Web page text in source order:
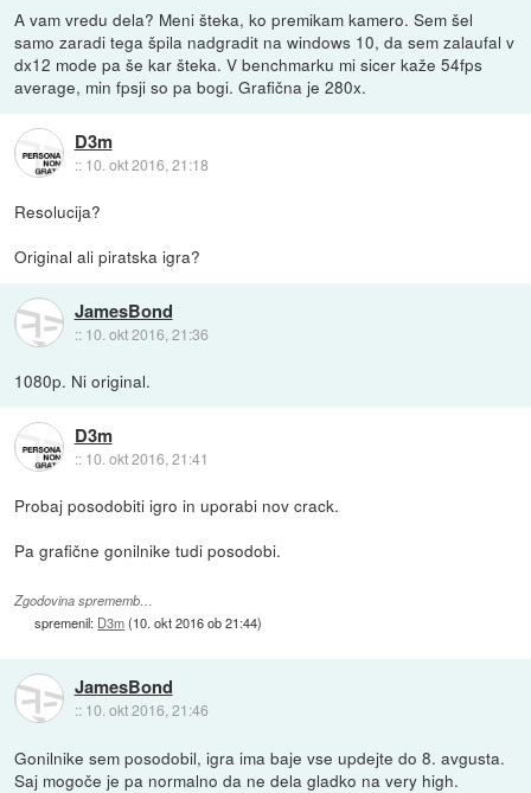
A vam vredu dela? Meni šteka, ko premikam kamero. Sem šel
samo zaradi tega špila nadgradit na windows 10, da sem zalaufal v
dx12 mode pa še kar šteka. V benchmarku mi sicer kaže 54fps
average, min fpsji so pa bogi. Grafična je 280x.
D3m
:: 10. okt 2016, 21:18
Resolucija?
Original ali piratska igra?
JamesBond
:: 10. okt 2016, 21:36
1080p. Ni original.
D3m
:: 10. okt 2016, 21:41
Probaj posodobiti igro in uporabi nov crack.
Pa grafične gonilnike tudi posodobi.
Zgodovina sprememb…
spremenil: D3m(10. okt 2016 ob 21:44)
JamesBond
:: 10. okt 2016, 21:46
Gonilnike sem posodobil, igra ima baje vse updejte do 8. avgusta.
Saj mogoče je pa normalno da ne dela gladko na very high.